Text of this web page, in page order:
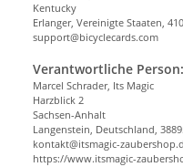
Kentucky
Erlanger, Vereinigte Staaten,
support@bicyclecards.com
Verantwortliche Person:
Marcel Schrader, Its Magic
Harzblick 2
Sachsen-Anhalt
Langenstein, Deutschland,
kontakt@itsmagic-
https://www.itsmagic-